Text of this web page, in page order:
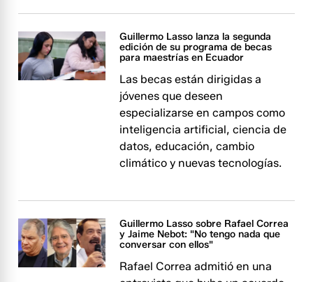
Guillermo Lasso lanza la segunda
edición de su programa de becas
para maestrías en Ecuador
Las becas están dirigidas a
jóvenes que deseen
especializarse en campos como
inteligencia artificial, ciencia de
datos, educación, cambio
climático y nuevas tecnologías.
Guillermo Lasso sobre Rafael Correa
y Jaime Nebot: "No tengo nada que
conversar con ellos"
Rafael Correa admitió en una